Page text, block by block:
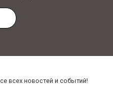
всех новостей и событий!